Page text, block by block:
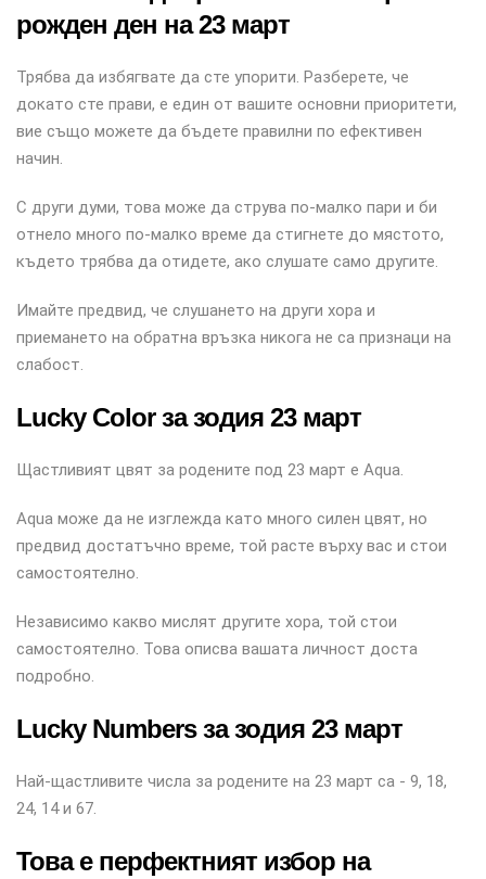
рожден ден на 23 март
Трябва да избягвате да сте упорити. Разберете, че
докато сте прави, е един от вашите основни приоритети,
вие също можете да бъдете правилни по ефективен
начин.
С други думи, това може да струва по-малко пари и би
отнело много по-малко време да стигнете до мястото,
където трябва да отидете, ако слушате само другите.
Имайте предвид, че слушането на други хора и
приемането на обратна връзка никога не са признаци на
слабост.
Lucky Color за зодия 23 март
Щастливият цвят за родените под 23 март е Aqua.
Aqua може да не изглежда като много силен цвят, но
предвид достатъчно време, той расте върху вас и стои
самостоятелно.
Независимо какво мислят другите хора, той стои
самостоятелно. Това описва вашата личност доста
подробно.
Lucky Numbers за зодия 23 март
Най-щастливите числа за родените на 23 март са - 9, 18,
24, 14 и 67.
Това е перфектният избор на